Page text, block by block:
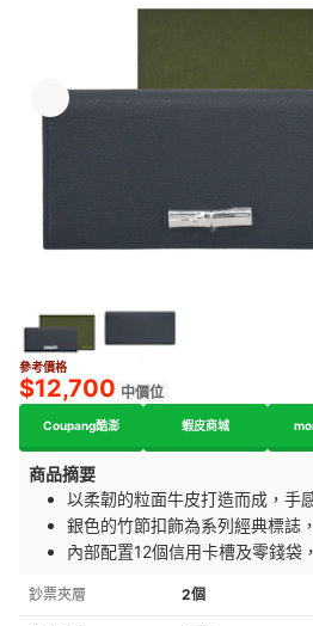
參考價格
$12,700 中價位
Coupang酷澎 蝦皮商城
商品摘要
以柔韌的粒面牛皮打造而成，手
銀色的竹節扣飾為系列經典標誌
內部配置12個信用卡槽及零錢袋
鈔票夾層 2個